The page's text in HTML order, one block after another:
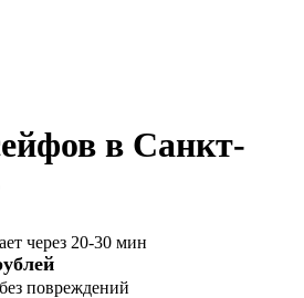
в Санкт-
через 20-30 мин
повреждений